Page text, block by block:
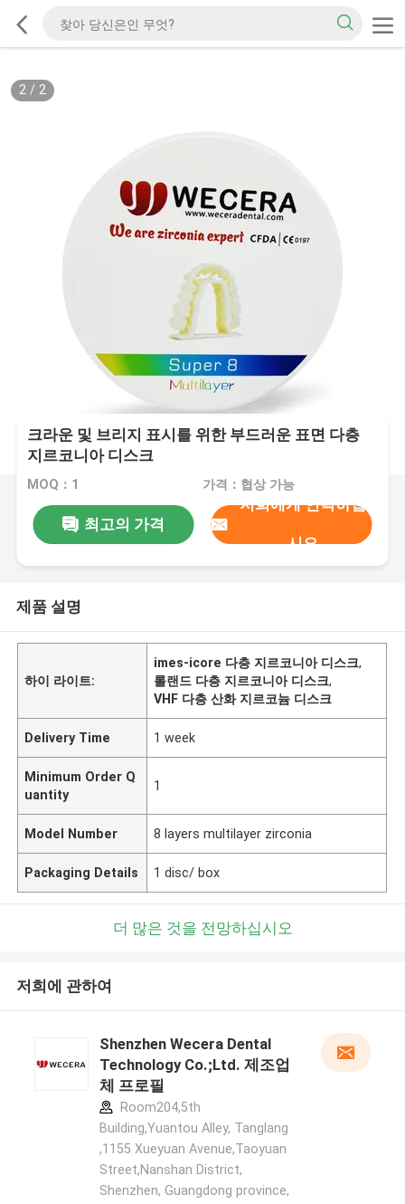
2/ 2
크라운 및 브리지 표시를 위한 부드러운 표면 다층
지르코니아 디스크
MOQ：1 가격：협상 가능
최고의 가격
저희에게 연락하십
시오
제품 설명
하이 라이트:
imes-icore 다층 지르코니아 디스크,
롤랜드 다층 지르코니아 디스크,
VHF 다층 산화 지르코늄 디스크
Delivery Time 1 week
Minimum Order Q
uantity
1
Model Number 8 layers multilayer zirconia
Packaging Details 1 disc/ box
더 많은 것을 전망하십시오
저희에 관하여
Shenzhen Wecera Dental
Technology Co.;Ltd. 제조업
체 프로필
Room204,5th
Building,Yuantou Alley, Tanglang
,1155 Xueyuan Avenue,Taoyuan
Street,Nanshan District,
Shenzhen, Guangdong province,